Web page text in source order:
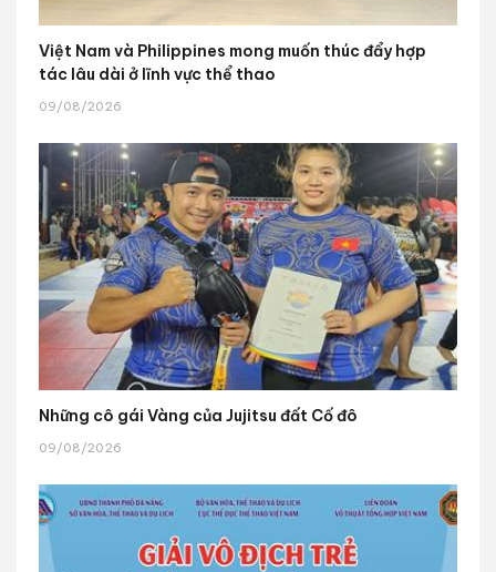
Việt Nam và Philippines mong muốn thúc đẩy hợp
tác lâu dài ở lĩnh vực thể thao
09/08/2026
Những cô gái Vàng của Jujitsu đất Cố đô
09/08/2026